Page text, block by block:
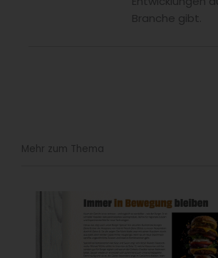
Branche gibt.
Mehr zum Thema